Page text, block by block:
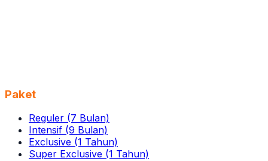
Paket
Reguler (7 Bulan)
Intensif (9 Bulan)
Exclusive (1 Tahun)
Super Exclusive (1 Tahun)